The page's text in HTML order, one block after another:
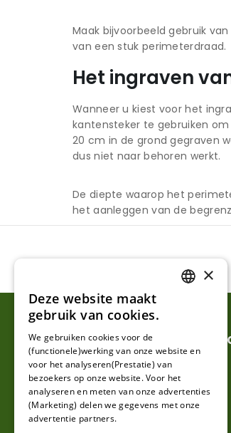
Maak bijvoorbeeld gebruik
van een stuk perimeterdraad.
Het ingraven
Wanneer u kiest voor het
kantensteker te gebruiken
20 cm in de grond gegraven
dus niet naar behoren werkt.
De diepte waarop het
het aanleggen van de
Klantenservice
Mijn account
Klantenservice
Contact
GERMAN
×
Deze website maakt
gebruik van cookies.
We gebruiken cookies voor de
(functionele)werking van onze website en
voor het analyseren(Prestatie) van
bezoekers op onze website. Voor het
analyseren en meten van onze advertenties
(Marketing) delen we gegevens met onze
advertentie partners.